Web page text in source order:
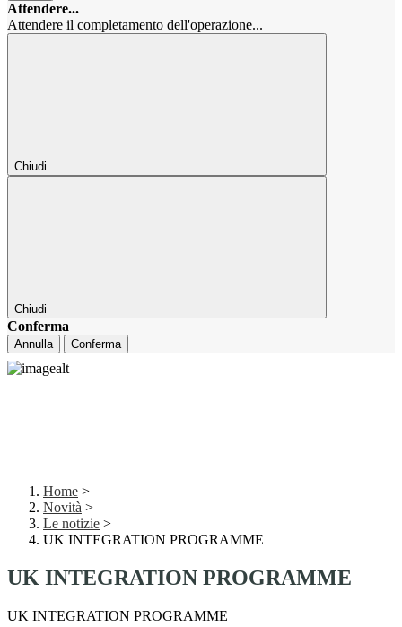
Attendere...
Attendere il completamento dell'operazione...
Chiudi
Chiudi
Conferma
Annulla Conferma
Home >
Novità >
Le notizie >
UK INTEGRATION PROGRAMME
UK INTEGRATION PROGRAMME
UK INTEGRATION PROGRAMME